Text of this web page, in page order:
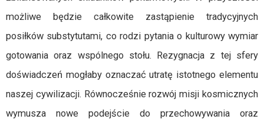
możliwe będzie całkowite zastąpienie tradycyjnych
posiłków substytutami, co rodzi pytania o kulturowy wymiar
gotowania oraz wspólnego stołu. Rezygnacja z tej sfery
doświadczeń mogłaby oznaczać utratę istotnego elementu
naszej cywilizacji. Równocześnie rozwój misji kosmicznych
wymusza nowe podejście do przechowywania oraz